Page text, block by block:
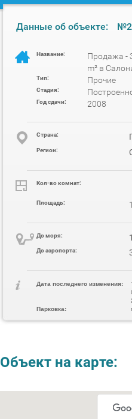
Данные об объекте:
Название:
Продажа -
m² в
Тип: Прочие
Стадия:
Год сдачи: 2008
Cтрана:
Регион:
Кол-во комнат:
Площадь:
До моря:
До аэропорта:
Дата последнего изменения:
Парковка:
Объект на карте: